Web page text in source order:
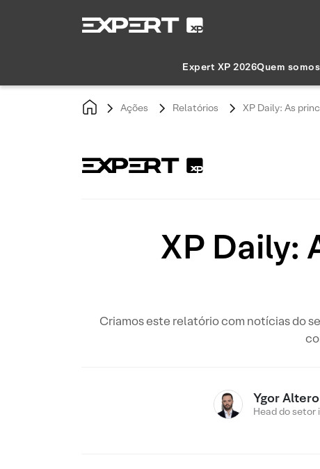
Expert XP 2026Quem somos
Ações Relatórios XP Daily: As
XP Daily:
Criamos este relatório com notícias do
Ygor Altero
Head do setor